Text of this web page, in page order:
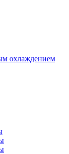
охлаждением